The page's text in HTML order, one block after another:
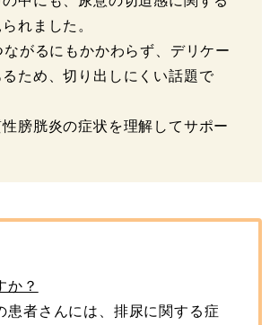
れました。
がるにもかかわらず、デリケー
るため、切り出しにくい話題で
膀胱炎の症状を理解してサポー
か？
患者さんには、排尿に関する症